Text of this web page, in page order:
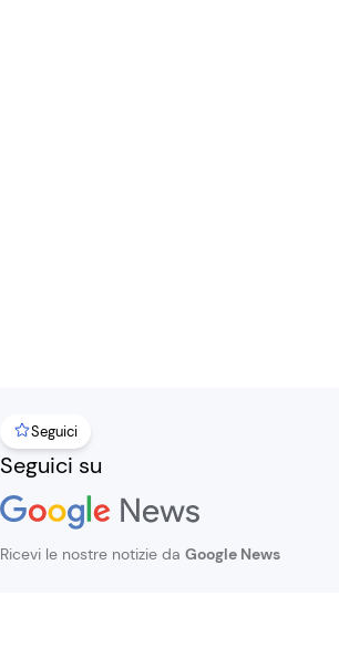
Seguici
Seguici su
Ricevi le nostre notizie da Google News